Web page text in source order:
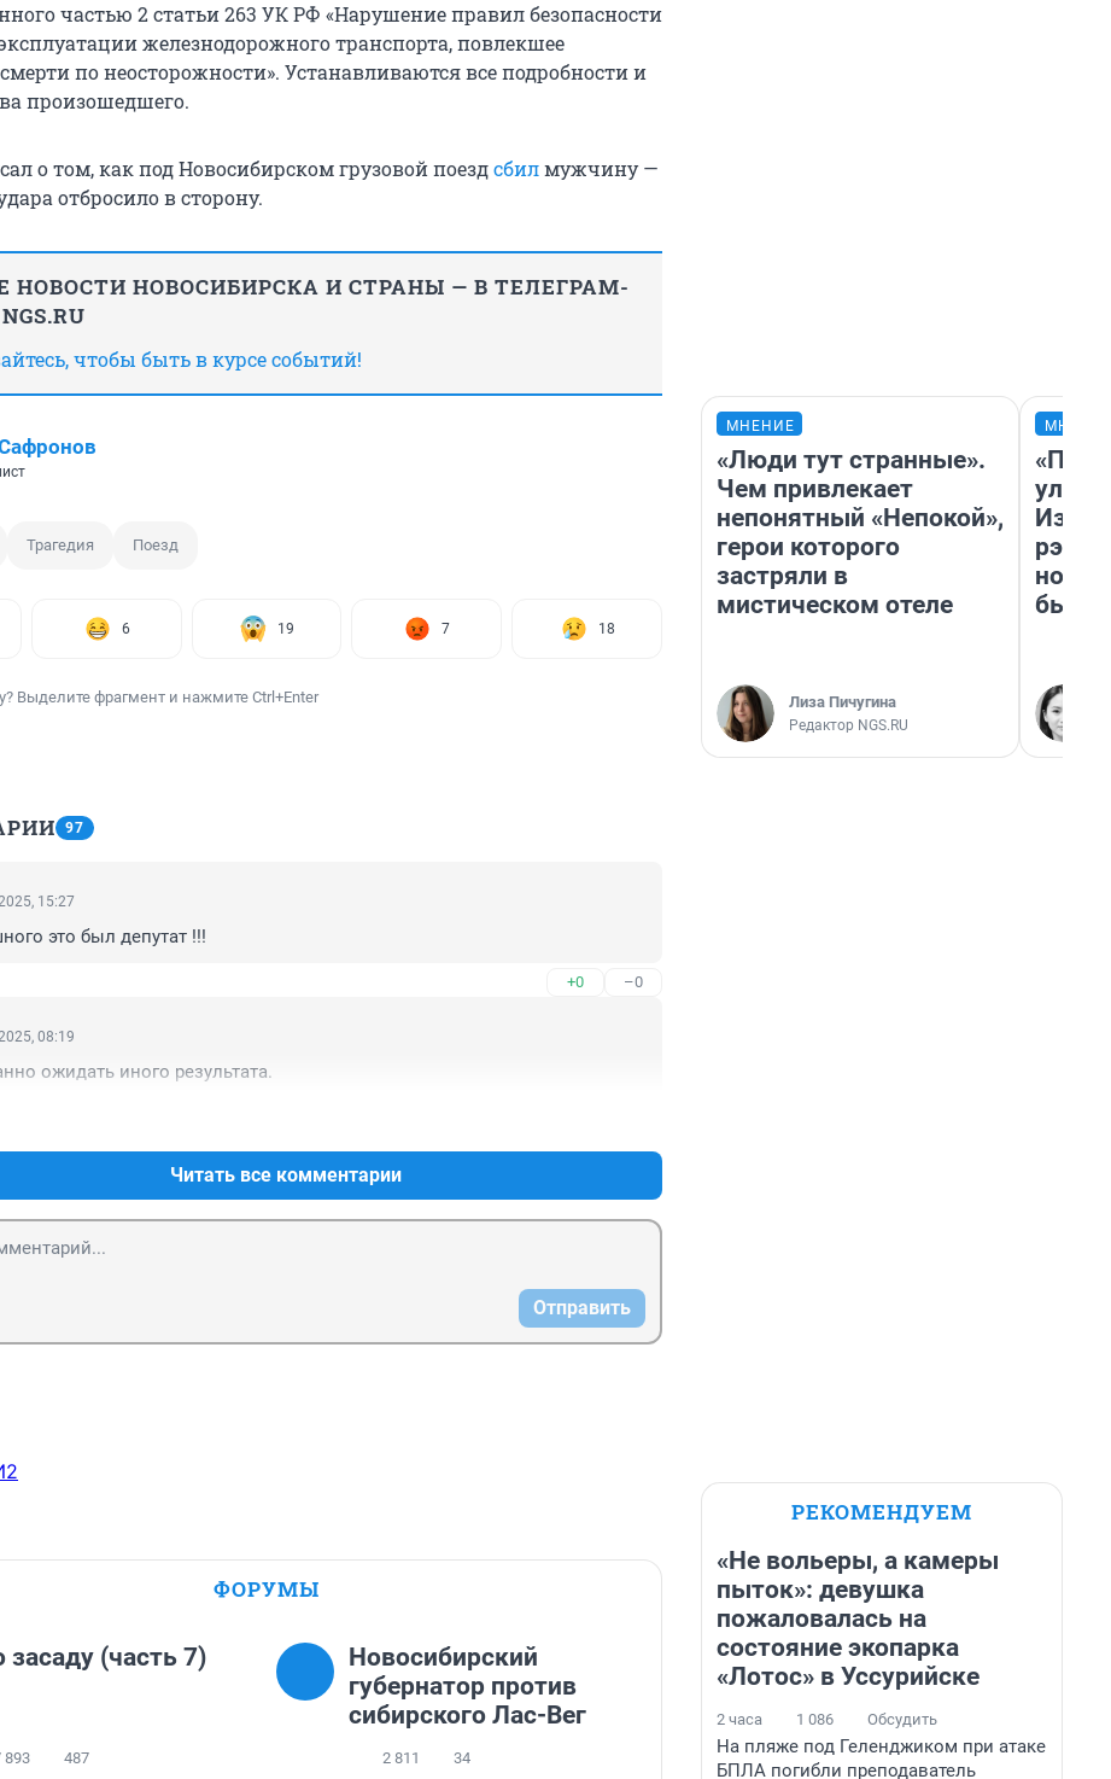
частью 2 статьи 263 УК РФ «Нарушение правил безопасности
железнодорожного транспорта, повлекшее
по неосторожности». Устанавливаются все подробности и
произошедшего.
о том, как под Новосибирском грузовой поездсбилмужчину —
отбросило в сторону.
НОВОСТИ НОВОСИБИРСКА И СТРАНЫ — В ТЕЛЕГРАМ-
чтобы быть в курсе событий!
Трагедия Поезд
6 19 7 18
Выделите фрагмент и нажмите Ctrl+Enter
97
15:27
это был депутат !!!
+0 –0
08:19
ожидать иного результата.
Читать все комментарии
Отправить
ФОРУМЫ
засаду (часть 7)
893 487
Новосибирский
губернатор против
сибирского Лас-Вег
2 811 34
МНЕНИЕ
«Люди тут странные».
Чем привлекает
непонятный «Непокой»,
герои которого
застряли в
мистическом отеле
Лиза Пичугина
Редактор NGS.RU
было
РЕКОМЕНДУЕМ
«Не вольеры, а камеры
пыток»: девушка
пожаловалась на
состояние экопарка
«Лотос» в Уссурийске
2 часа 1 086 Обсудить
На пляже под Геленджиком при атаке
БПЛА погибли преподаватель